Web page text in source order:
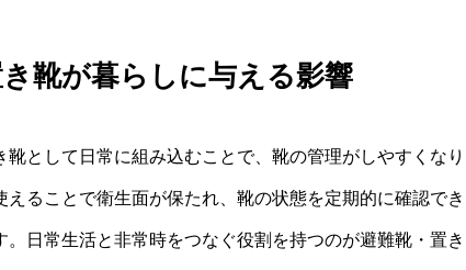
靴が暮らしに与える影響
として日常に組み込むことで、靴の管理がしやすくなり
ることで衛生面が保たれ、靴の状態を定期的に確認でき
日常生活と非常時をつなぐ役割を持つのが避難靴・置き